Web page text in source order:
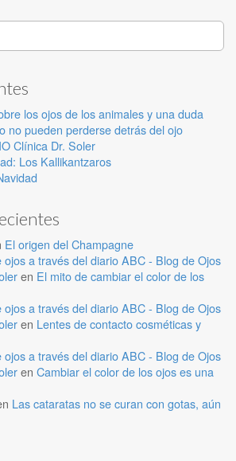
los ojos de los animales y una duda
no pueden perderse detrás del ojo
Clínica Dr. Soler
Los Kallikantzaros
El origen del Champagne
a través del diario ABC - Blog de Ojos
en El mito de cambiar el color de los
a través del diario ABC - Blog de Ojos
en Lentes de contacto cosméticas y
a través del diario ABC - Blog de Ojos
en Cambiar el color de los ojos es una
Las cataratas no se curan con gotas, aún